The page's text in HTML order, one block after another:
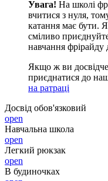
Увага! На школі
вчитися з нуля,
катання має бути.
сміливо
навчання фрірайду
Якщо ж ви
приєднатися до
на ратраці
Досвід обов'язковий
open
Навчальна школа
open
Легкий рюкзак
open
В будиночках